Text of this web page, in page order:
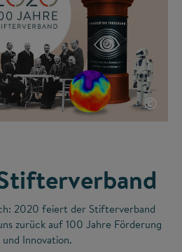
©
2020 feiert der Stifterverband
zurück auf 100 Jahre Förderung
Innovation.